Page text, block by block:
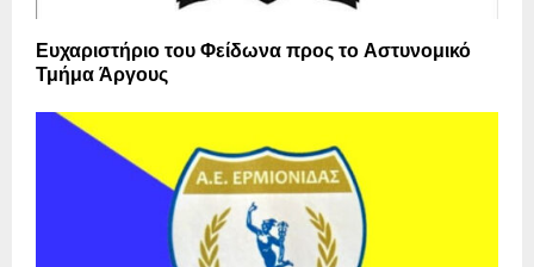
Ευχαριστήριο του Φείδωνα προς το Αστυνομικό
Τμήμα Άργους